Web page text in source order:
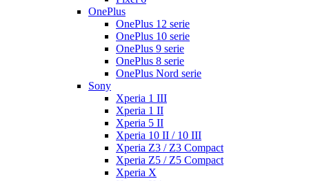
OnePlus
OnePlus 12 serie
OnePlus 10 serie
OnePlus 9 serie
OnePlus 8 serie
OnePlus Nord serie
Sony
Xperia 1 III
Xperia 1 II
Xperia 5 II
Xperia 10 II / 10 III
Xperia Z3 / Z3 Compact
Xperia Z5 / Z5 Compact
Xperia X